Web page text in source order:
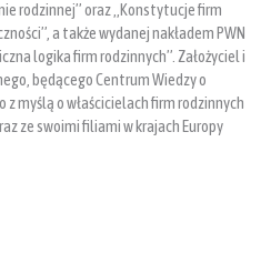
rodzinnej” oraz „Konstytucje firm
a także wydanej nakładem PWN
logika firm rodzinnych”. Założyciel i
będącego Centrum Wiedzy o
z myślą o właścicielach firm rodzinnych
ze swoimi filiami w krajach Europy